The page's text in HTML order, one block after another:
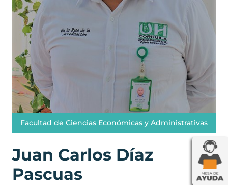
Facultad de Ciencias Económicas y Administrativas
Juan Carlos Díaz
Pascuas